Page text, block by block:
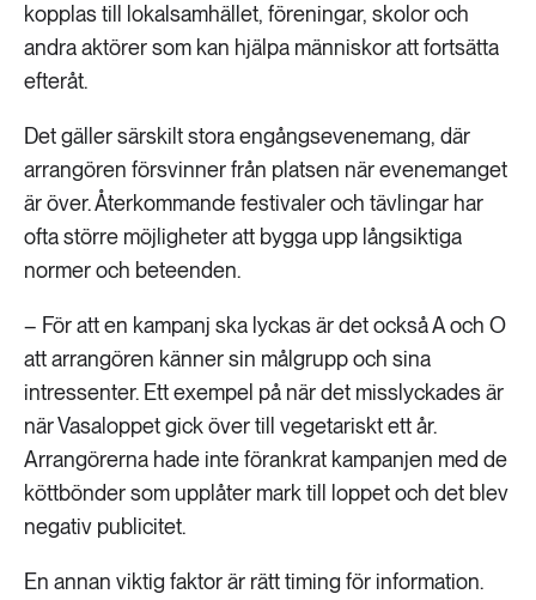
kopplas till lokalsamhället, föreningar, skolor och
andra aktörer som kan hjälpa människor att fortsätta
efteråt.
Det gäller särskilt stora engångsevenemang, där
arrangören försvinner från platsen när evenemanget
är över. Återkommande festivaler och tävlingar har
ofta större möjligheter att bygga upp långsiktiga
normer och beteenden.
– För att en kampanj ska lyckas är det också A och O
att arrangören känner sin målgrupp och sina
intressenter. Ett exempel på när det misslyckades är
när Vasaloppet gick över till vegetariskt ett år.
Arrangörerna hade inte förankrat kampanjen med de
köttbönder som upplåter mark till loppet och det blev
negativ publicitet.
En annan viktig faktor är rätt timing för information.